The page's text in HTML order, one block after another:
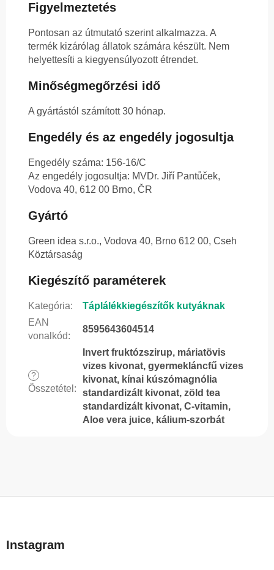
Figyelmeztetés
Pontosan az útmutató szerint alkalmazza. A
termék kizárólag állatok számára készült. Nem
helyettesíti a kiegyensúlyozott étrendet.
Minőségmegőrzési idő
A gyártástól számított 30 hónap.
Engedély és az engedély jogosultja
Engedély száma: 156-16/C
Az engedély jogosultja: MVDr. Jiří Pantůček,
Vodova 40, 612 00 Brno, ČR
Gyártó
Green idea s.r.o., Vodova 40, Brno 612 00, Cseh
Köztársaság
Kiegészítő paraméterek
Kategória:
Táplálékkiegészítők kutyáknak
EAN
vonalkód:
8595643604514
?
Összetétel :
Invert fruktózszirup, máriatövis
vizes kivonat, gyermekláncfű vizes
kivonat, kínai kúszómagnólia
standardizált kivonat, zöld tea
standardizált kivonat, C-vitamin,
Aloe vera juice, kálium-szorbát
bInstagram